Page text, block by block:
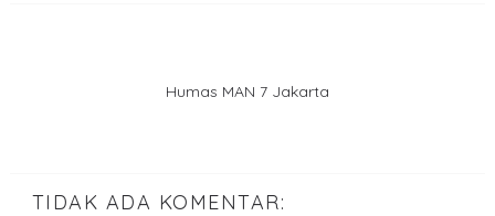
Humas MAN 7 Jakarta
TIDAK ADA KOMENTAR: